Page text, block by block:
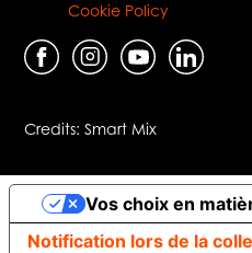
Cookie Policy
Credits:Smart Mix
Notification lors de la
Vos choix en